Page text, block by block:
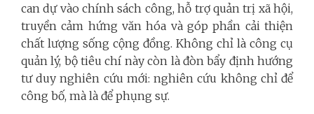
can dự vào chính sách công, hỗ trợ quản trị xã hội,
truyền cảm hứng văn hóa và góp phần cải thiện
chất lượng sống cộng đồng. Không chỉ là công cụ
quản lý, bộ tiêu chí này còn là đòn bẩy định hướng
tư duy nghiên cứu mới: nghiên cứu không chỉ để
công bố, mà là để phụng sự.